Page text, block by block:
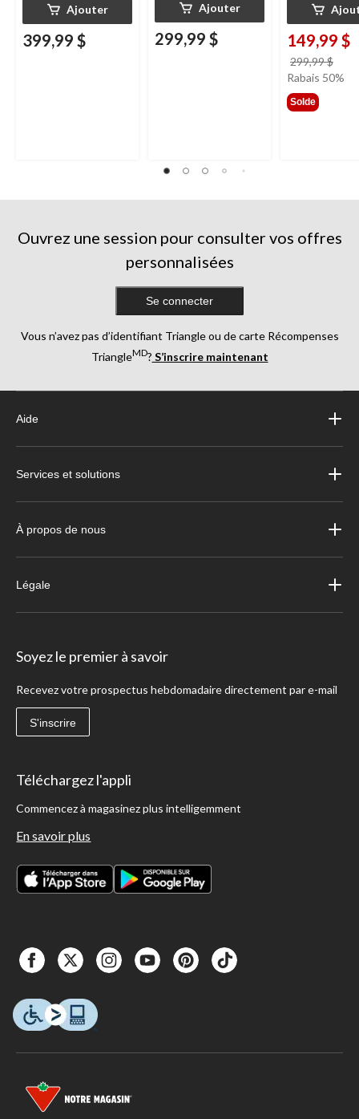
Ajouter
399,99 $
Ajouter
299,99 $ 149,99 $
299,99 $
était
Rabais 50%
Solde
Ouvrez une session pour consulter vos offres
personnalisées
Se connecter
Vous n’avez pas d’identifiant Triangle ou de carte Récompenses
TriangleMD? S’inscrire maintenant
Aide
Services et solutions
À propos de nous
Légale
Soyez le premier à savoir
Recevez votre prospectus hebdomadaire directement par e-mail
S'inscrire
Téléchargez l'appli
Commencez à magasinez plus intelligemment
En savoir plus